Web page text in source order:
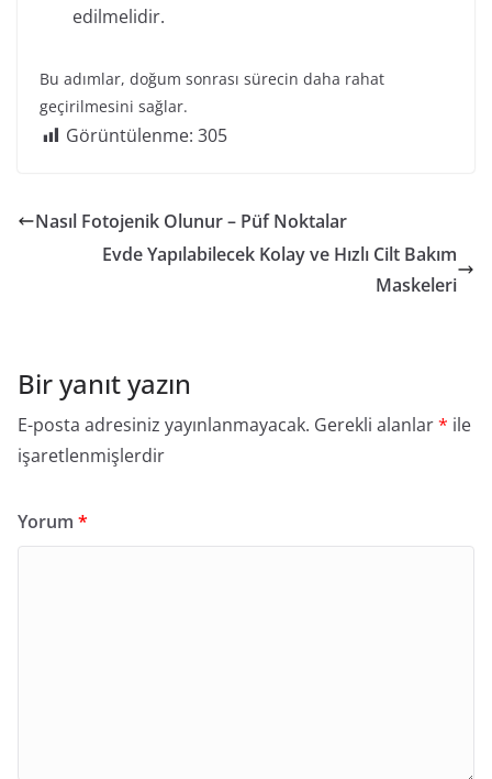
edilmelidir.
Bu adımlar, doğum sonrası sürecin daha rahat
geçirilmesini sağlar.
Görüntülenme: 305
Nasıl Fotojenik Olunur – Püf Noktalar
Evde Yapılabilecek Kolay ve Hızlı Cilt Bakım
Maskeleri
Bir yanıt yazın
E-posta adresiniz yayınlanmayacak. Gerekli alanlar* ile
işaretlenmişlerdir
Yorum *